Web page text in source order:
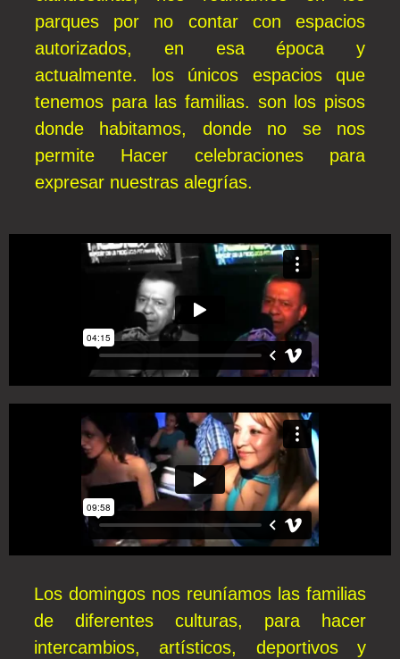
parques por no contar con espacios
autorizados, en esa época y
actualmente. los únicos espacios que
tenemos para las familias. son los pisos
donde habitamos, donde no se nos
permite Hacer celebraciones para
expresar nuestras alegrías.
Los domingos nos reuníamos las familias
de diferentes culturas, para hacer
intercambios, artísticos, deportivos y